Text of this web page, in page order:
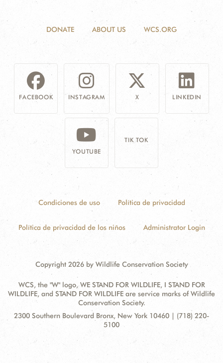
DONATE ABOUT US WCS.ORG
FACEBOOK INSTAGRAM X LINKEDIN
YOUTUBE
TIK TOK
Condiciones de uso Política de privacidad
Política de privacidad de los niños Administrator Login
Copyright 2026 by Wildlife Conservation Society
WCS, the "W" logo, WE STAND FOR WILDLIFE, I STAND FOR
WILDLIFE, and STAND FOR WILDLIFE are service marks of Wildlife
Conservation Society.
Contact
Address:
2300 Southern Boulevard Bronx, New York 10460 | (718) 220-
5100